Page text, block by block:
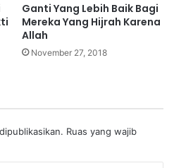
Ganti Yang Lebih Baik Bagi
Mereka Yang Hijrah Karena
Allah
November 27, 2018
Ruas yang wajib